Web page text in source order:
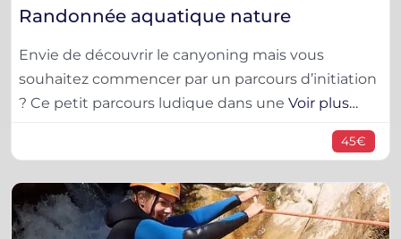
Randonnée aquatique nature
Envie de découvrir le canyoning mais vous
souhaitez commencer par un parcours d’initiation
? Ce petit parcours ludique dans une Voir plus…
45€